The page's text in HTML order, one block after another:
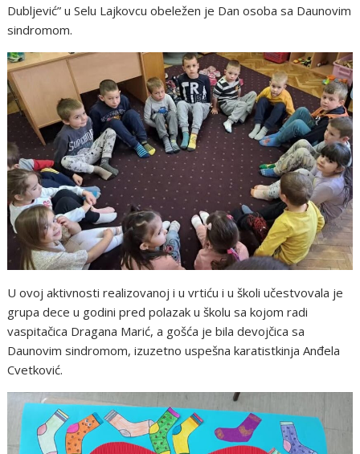
Dubljević” u Selu Lajkovcu obeležen je Dan osoba sa Daunovim
sindromom.
U ovoj aktivnosti realizovanoj i u vrtiću i u školi učestvovala je
grupa dece u godini pred polazak u školu sa kojom radi
vaspitačica Dragana Marić, a gošća je bila devojčica sa
Daunovim sindromom, izuzetno uspešna karatistkinja Anđela
Cvetković.